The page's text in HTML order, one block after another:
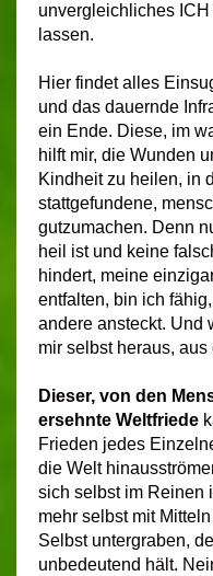
unvergleichliches
lassen.
Hier findet alles
und das dauernde
ein Ende. Diese, im
hilft mir, die Wunden
Kindheit zu heilen, in
stattgefundene,
gutzumachen. Denn
heil ist und keine
hindert, meine
entfalten, bin ich
andere ansteckt. Und
mir selbst heraus,
Dieser, von den
ersehnte Weltfriede
Frieden jedes
die Welt
sich selbst im Reinen
mehr selbst mit
Selbst untergraben,
unbedeutend hält.